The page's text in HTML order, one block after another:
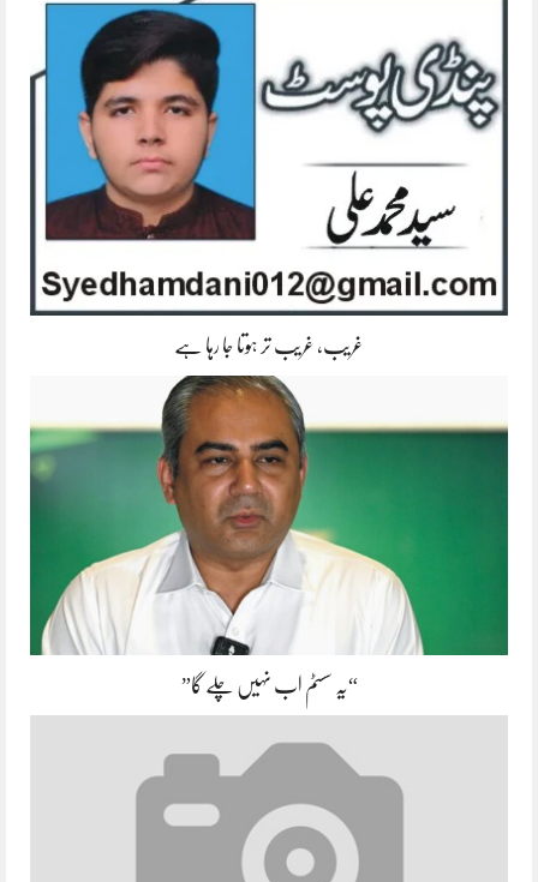
غریب، غریب تر ہوتا جا رہا ہے
“یہ سسٹم اب نہیں چلے گا”